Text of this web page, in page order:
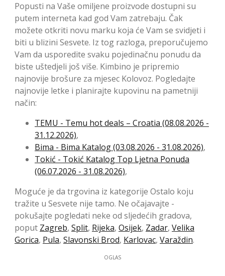
Popusti na Vaše omiljene proizvode dostupni su
putem interneta kad god Vam zatrebaju. Čak
možete otkriti novu marku koja će Vam se svidjeti i
biti u blizini Sesvete. Iz tog razloga, preporučujemo
Vam da usporedite svaku pojedinačnu ponudu da
biste uštedjeli još više. Kimbino je pripremio
najnovije brošure za mjesec Kolovoz. Pogledajte
najnovije letke i planirajte kupovinu na pametniji
način:
TEMU - Temu hot deals – Croatia (08.08.2026 -
31.12.2026),
Bima - Bima Katalog (03.08.2026 - 31.08.2026),
Tokić - Tokić Katalog Top Ljetna Ponuda
(06.07.2026 - 31.08.2026),
Moguće je da trgovina iz kategorije Ostalo koju
tražite u Sesvete nije tamo. Ne očajavajte -
pokušajte pogledati neke od sljedećih gradova,
poput Zagreb, Split, Rijeka, Osijek, Zadar, Velika
Gorica, Pula, Slavonski Brod, Karlovac, Varaždin.
OGLAS